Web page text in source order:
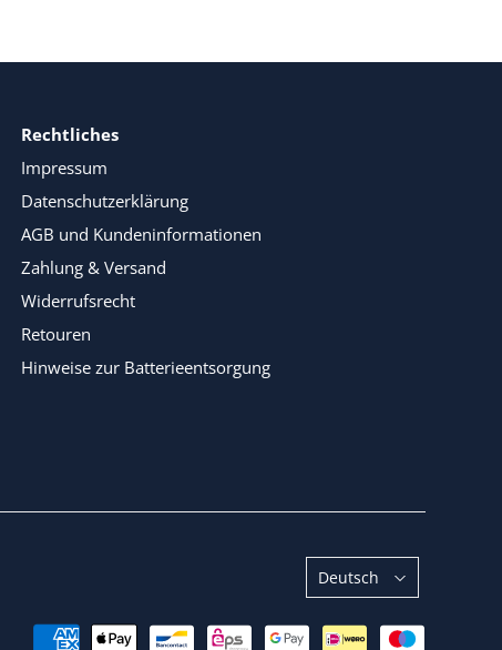
Rechtliches
Impressum
Datenschutzerklärung
AGB und Kundeninformationen
Zahlung & Versand
Widerrufsrecht
Retouren
Hinweise zur Batterieentsorgung
Sprache
Deutsch